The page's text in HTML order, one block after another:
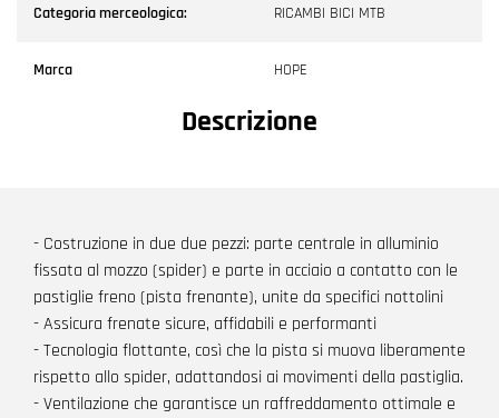
Categoria merceologica: RICAMBI BICI MTB
Marca HOPE
Descrizione
- Costruzione in due due pezzi: parte centrale in alluminio
fissata al mozzo (spider) e parte in acciaio a contatto con le
pastiglie freno (pista frenante), unite da specifici nottolini
- Assicura frenate sicure, affidabili e performanti
- Tecnologia flottante, così che la pista si muova liberamente
rispetto allo spider, adattandosi ai movimenti della pastiglia.
- Ventilazione che garantisce un raffreddamento ottimale e